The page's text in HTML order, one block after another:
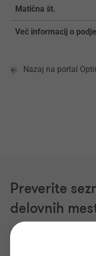
Matična št.
Več informacij o
Nazaj na portal
Preverite
delovnih